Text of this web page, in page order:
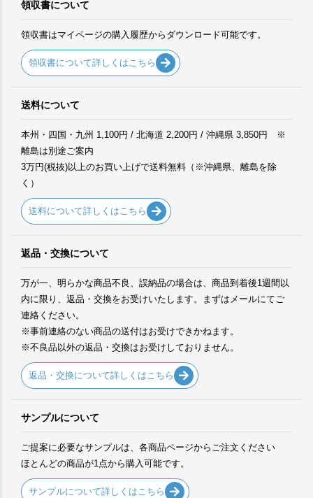
領収書について
領収書はマイページの購入履歴からダウンロード可能です。
領収書について詳しくはこちら
送料について
本州・四国・九州 1,100円 / 北海道 2,200円 / 沖縄県 3,850円 ※
離島は別途ご案内
3万円(税抜)以上のお買い上げで送料無料（※沖縄県、離島を除
く）
送料について詳しくはこちら
返品・交換について
万が一、明らかな商品不良、誤納品の場合は、商品到着後1週間以
内に限り、返品・交換をお受けいたします。まずはメールにてご
連絡ください。
※事前連絡のない商品の送付はお受けできかねます。
※不良品以外の返品・交換はお受けしておりません。
返品・交換について詳しくはこちら
サンプルについて
ご提案に必要なサンプルは、各商品ページからご注文ください
ほとんどの商品が1点から購入可能です。
サンプルについて詳しくはこちら